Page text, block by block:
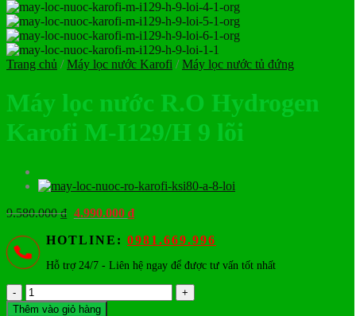
Trang chủ / Máy lọc nước Karofi / Máy lọc nước tủ đứng
Máy lọc nước R.O Hydrogen
Karofi M-I129/H 9 lõi
9.580.000₫ Giá
là:
4.990.000 ₫Giá
tại
4.990.000 ₫.
HOTLINE: 0981.669.996
Hỗ trợ 24/7 - Liên hệ ngay để được tư vấn tốt nhất
Máy
lọc
Thêm vào giỏ hàng